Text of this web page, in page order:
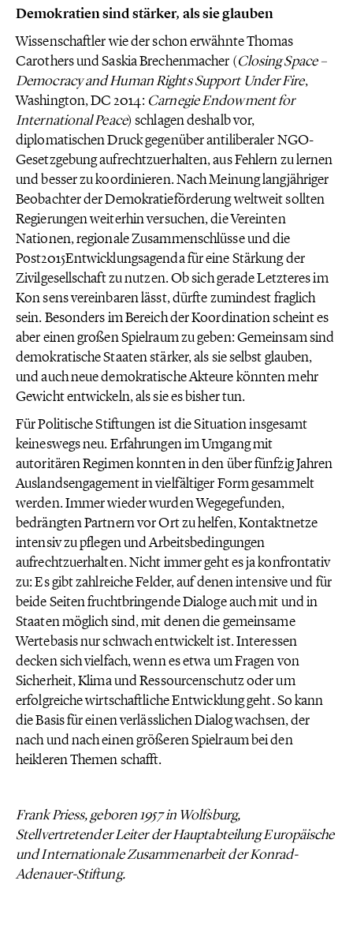
Demokratien sind stärker, als sie glauben
Wissenschaftler wie der schon erwähnte Thomas
Carothers und Saskia Brechenmacher (Closing Space –
Democracy and Human Rights Support Under Fire,
Washington, DC 2014: Carnegie Endowment for
International Peace) schlagen deshalb vor,
diplomatischen Druck gegenüber antiliberaler NGO-
Gesetzgebung aufrechtzuerhalten, aus Fehlern zu lernen
und besser zu koordinieren. Nach Meinung langjähriger
Beobachter der Demokratieförderung weltweit sollten
Regierungen weiterhin versuchen, die Vereinten
Nationen, regionale Zusammenschlüsse und die
Post2015Entwicklungsagenda für eine Stärkung der
Zivilgesellschaft zu nutzen. Ob sich gerade Letzteres im
Kon sens vereinbaren lässt, dürfte zumindest fraglich
sein. Besonders im Bereich der Koordination scheint es
aber einen großen Spielraum zu geben: Gemeinsam sind
demokratische Staaten stärker, als sie selbst glauben,
und auch neue demokratische Akteure könnten mehr
Gewicht entwickeln, als sie es bisher tun.
Für Politische Stiftungen ist die Situation insgesamt
keineswegs neu. Erfahrungen im Umgang mit
autoritären Regimen konnten in den über fünfzig Jahren
Auslandsengagement in vielfältiger Form gesammelt
werden. Immer wieder wurden Wegegefunden,
bedrängten Partnern vor Ort zu helfen, Kontaktnetze
intensiv zu pflegen und Arbeitsbedingungen
aufrechtzuerhalten. Nicht immer geht es ja konfrontativ
zu: Es gibt zahlreiche Felder, auf denen intensive und für
beide Seiten fruchtbringende Dialoge auch mit und in
Staaten möglich sind, mit denen die gemeinsame
Wertebasis nur schwach entwickelt ist. Interessen
decken sich vielfach, wenn es etwa um Fragen von
Sicherheit, Klima und Ressourcenschutz oder um
erfolgreiche wirtschaftliche Entwicklung geht. So kann
die Basis für einen verlässlichen Dialog wachsen, der
nach und nach einen größeren Spielraum bei den
heikleren Themen schafft.
Frank Priess, geboren 1957 in Wolfsburg,
Stellvertretender Leiter der Hauptabteilung Europäische
und Internationale Zusammenarbeit der Konrad-
Adenauer-Stiftung.